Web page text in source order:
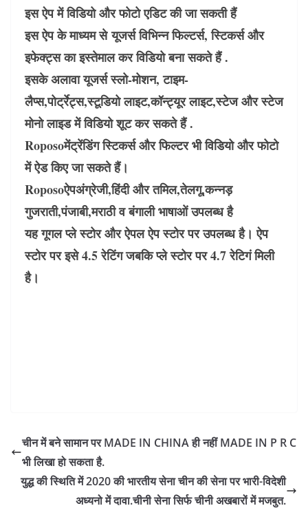
इस ऐप में विडियो और फोटो एडिट की जा सकती हैं
इस ऐप के माध्यम से यूजर्स विभिन्न फिल्टर्स, स्टिकर्स और
इफेक्ट्स का इस्तेमाल कर विडियो बना सकते हैं .
इसके अलावा यूजर्स स्लो-मोशन, टाइम-
लैप्स,पोर्ट्रेट्स,स्टूडियो लाइट,कॉन्ट्यूर लाइट,स्टेज और स्टेज
मोनो लाइड में विडियो शूट कर सकते हैं .
Roposoमेंट्रेंडिंग स्टिकर्स और फिल्टर भी विडियो और फोटो
में ऐड किए जा सकते हैं।
Roposoऐपअंग्रेजी,हिंदी और तमिल,तेलगू,कन्नड़
गुजराती,पंजाबी,मराठी व बंगाली भाषाओं उपलब्ध है
यह गूगल प्ले स्टोर और ऐपल ऐप स्टोर पर उपलब्ध है। ऐप
स्टोर पर इसे 4.5 रेटिंग जबकि प्ले स्टोर पर 4.7 रेटिगं मिली
है।
चीन में बने सामान पर MADE IN CHINA ही नहीं MADE IN P R C
भी लिखा हो सकता है.
युद्ध की स्थिति में 2020 की भारतीय सेना चीन की सेना पर भारी-विदेशी
अध्यनो में दावा.चीनी सेना सिर्फ चीनी अखबारों में मजबुत.